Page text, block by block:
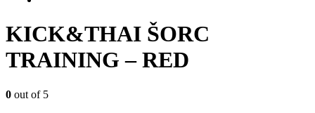
KICK&THAI ŠORC
TRAINING – RED
0 out of 5